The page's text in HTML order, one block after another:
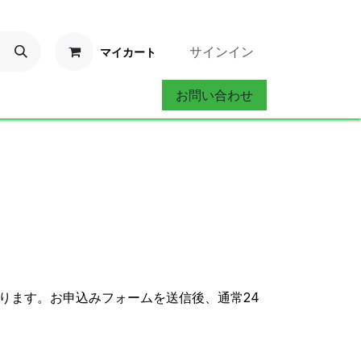
マイカート サインイン
お問い合わせ
ます。お申込みフォームを送信後、通常24